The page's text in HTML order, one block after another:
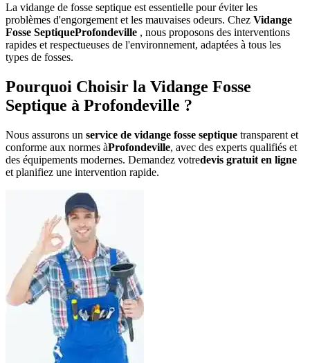
La vidange de fosse septique est essentielle pour éviter les
problèmes d'engorgement et les mauvaises odeurs. Chez Vidange
Fosse SeptiqueProfondeville , nous proposons des interventions
rapides et respectueuses de l'environnement, adaptées à tous les
types de fosses.
Pourquoi Choisir la Vidange Fosse
Septique à Profondeville ?
Nous assurons un service de vidange fosse septique transparent et
conforme aux normes àProfondeville, avec des experts qualifiés et
des équipements modernes. Demandez votredevis gratuit en ligne
et planifiez une intervention rapide.